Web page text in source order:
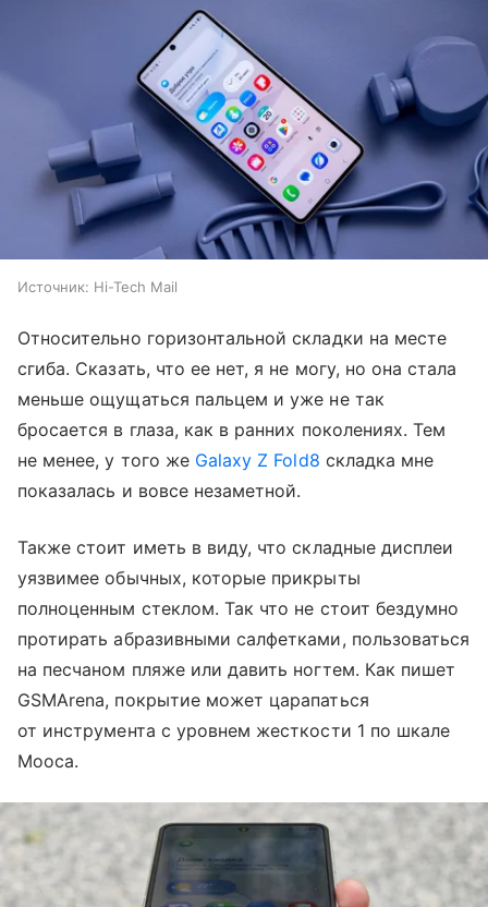
Источник: Hi-Tech Mail
Относительно горизонтальной складки на месте
сгиба. Сказать, что ее нет, я не могу, но она стала
меньше ощущаться пальцем и уже не так
бросается в глаза, как в ранних поколениях. Тем
не менее, у того же Galaxy Z Fold8 складка мне
показалась и вовсе незаметной.
Также стоит иметь в виду, что складные дисплеи
уязвимее обычных, которые прикрыты
полноценным стеклом. Так что не стоит бездумно
протирать абразивными салфетками, пользоваться
на песчаном пляже или давить ногтем. Как пишет
GSMArena, покрытие может царапаться
от инструмента с уровнем жесткости 1 по шкале
Мооса.